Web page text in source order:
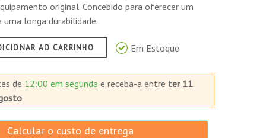
original. Concebido para oferecer um
longa durabilidade.
AO CARRINHO Em Estoque
de 12:00 em segunda e receba-a entre ter 11
Calcular o custo de entrega